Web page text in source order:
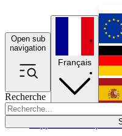
Open sub
navigation
Recherche
Français